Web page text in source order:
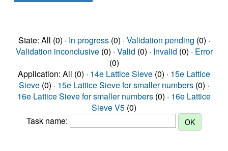
State: All (0) · In progress(0) · Validation pending (0) ·
Validation inconclusive(0) · Valid (0) · Invalid (0) · Error
(0)
Application: All (0) · 14e Lattice Sieve (0) · 15e Lattice
Sieve (0) · 15e Lattice Sieve for smaller numbers (0) ·
16e Lattice Sieve for smaller numbers (0) · 16e Lattice
Sieve V5 (0)
Task name: